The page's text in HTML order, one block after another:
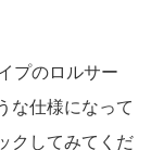
プのロルサー
な仕様になって
クしてみてくだ